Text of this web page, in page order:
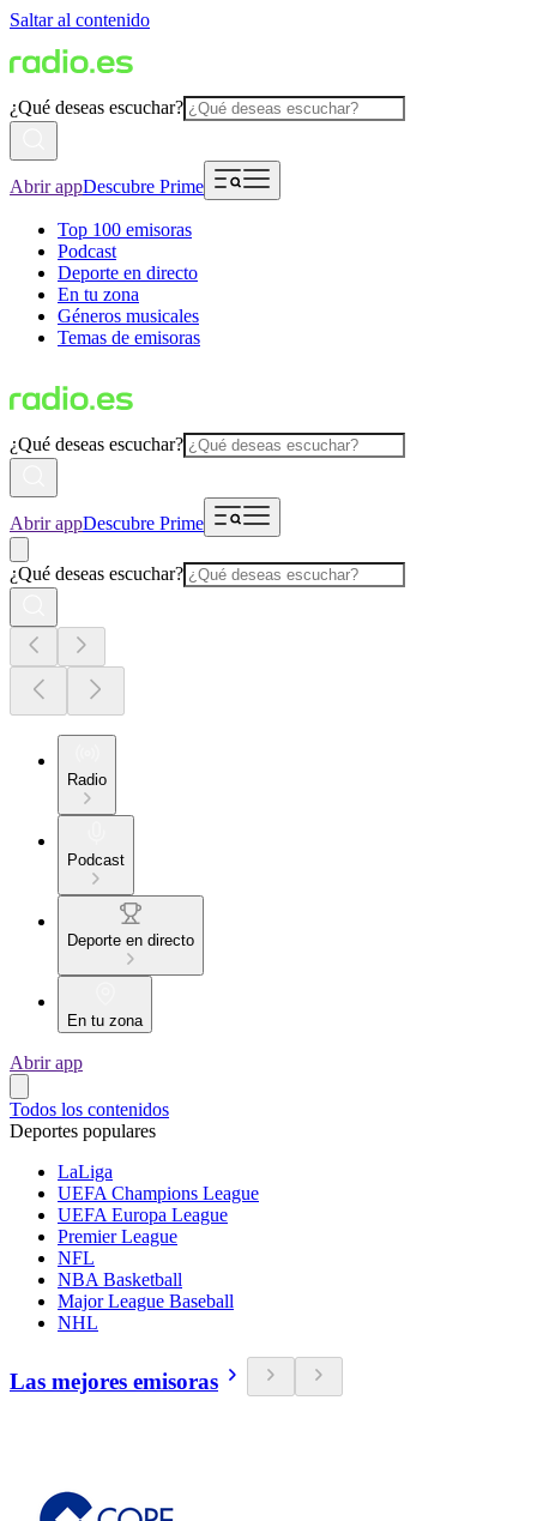
Saltar al contenido
¿Qué deseas escuchar?
Abrir appDescubre Prime
Top 100 emisoras
Podcast
Deporte en directo
En tu zona
Géneros musicales
Temas de emisoras
¿Qué deseas escuchar?
Abrir appDescubre Prime
¿Qué deseas escuchar?
Radio
Podcast
Deporte en directo
En tu zona
Abrir app
Todos los contenidos
Deportes populares
LaLiga
UEFA Champions League
UEFA Europa League
Premier League
NFL
NBA Basketball
Major League Baseball
NHL
Las mejores emisoras